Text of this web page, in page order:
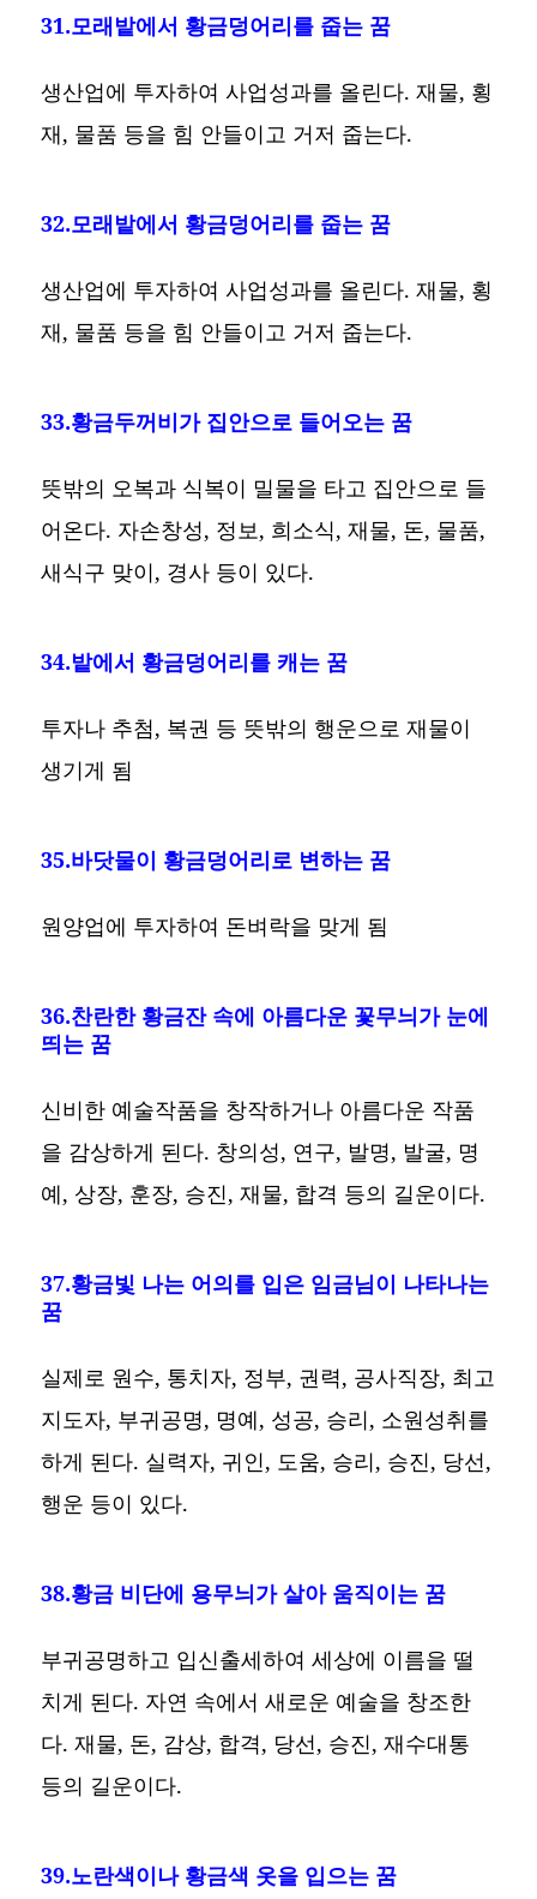
31.모래밭에서 황금덩어리를 줍는 꿈
생산업에 투자하여 사업성과를 올린다. 재물, 횡
재, 물품 등을 힘 안들이고 거저 줍는다.
32.모래밭에서 황금덩어리를 줍는 꿈
생산업에 투자하여 사업성과를 올린다. 재물, 횡
재, 물품 등을 힘 안들이고 거저 줍는다.
33.황금두꺼비가 집안으로 들어오는 꿈
뜻밖의 오복과 식복이 밀물을 타고 집안으로 들
어온다. 자손창성, 정보, 희소식, 재물, 돈, 물품,
새식구 맞이, 경사 등이 있다.
34.밭에서 황금덩어리를 캐는 꿈
투자나 추첨, 복권 등 뜻밖의 행운으로 재물이
생기게 됨
35.바닷물이 황금덩어리로 변하는 꿈
원양업에 투자하여 돈벼락을 맞게 됨
36.찬란한 황금잔 속에 아름다운 꽃무늬가 눈에
띄는 꿈
신비한 예술작품을 창작하거나 아름다운 작품
을 감상하게 된다. 창의성, 연구, 발명, 발굴, 명
예, 상장, 훈장, 승진, 재물, 합격 등의 길운이다.
37.황금빛 나는 어의를 입은 임금님이 나타나는
꿈
실제로 원수, 통치자, 정부, 권력, 공사직장, 최고
지도자, 부귀공명, 명예, 성공, 승리, 소원성취를
하게 된다. 실력자, 귀인, 도움, 승리, 승진, 당선,
행운 등이 있다.
38.황금 비단에 용무늬가 살아 움직이는 꿈
부귀공명하고 입신출세하여 세상에 이름을 떨
치게 된다. 자연 속에서 새로운 예술을 창조한
다. 재물, 돈, 감상, 합격, 당선, 승진, 재수대통
등의 길운이다.
39.노란색이나 황금색 옷을 입으는 꿈